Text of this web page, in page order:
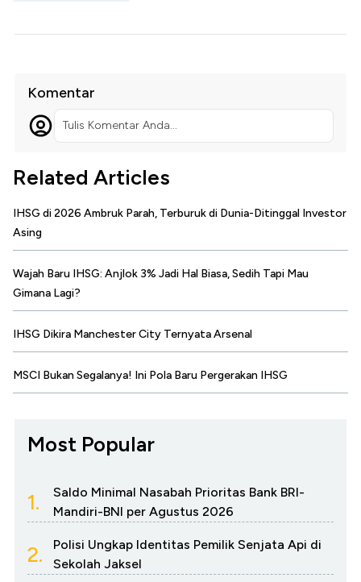
Komentar
Tulis Komentar Anda...
Related Articles
IHSG di 2026 Ambruk Parah, Terburuk di Dunia-Ditinggal Investor
Asing
Wajah Baru IHSG: Anjlok 3% Jadi Hal Biasa, Sedih Tapi Mau
Gimana Lagi?
IHSG Dikira Manchester City Ternyata Arsenal
MSCI Bukan Segalanya! Ini Pola Baru Pergerakan IHSG
Most Popular
1.
Saldo Minimal Nasabah Prioritas Bank BRI-
Mandiri-BNI per Agustus 2026
2.
Polisi Ungkap Identitas Pemilik Senjata Api di
Sekolah Jaksel